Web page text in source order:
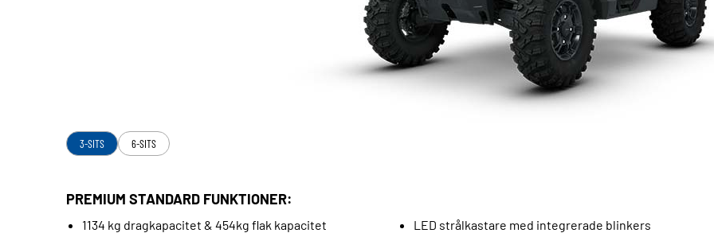
3-SITS 6-SITS
PREMIUM STANDARD FUNKTIONER:
1134 kg dragkapacitet & 454kg flak kapacitet
LED strålkastare med integrerade blinkers